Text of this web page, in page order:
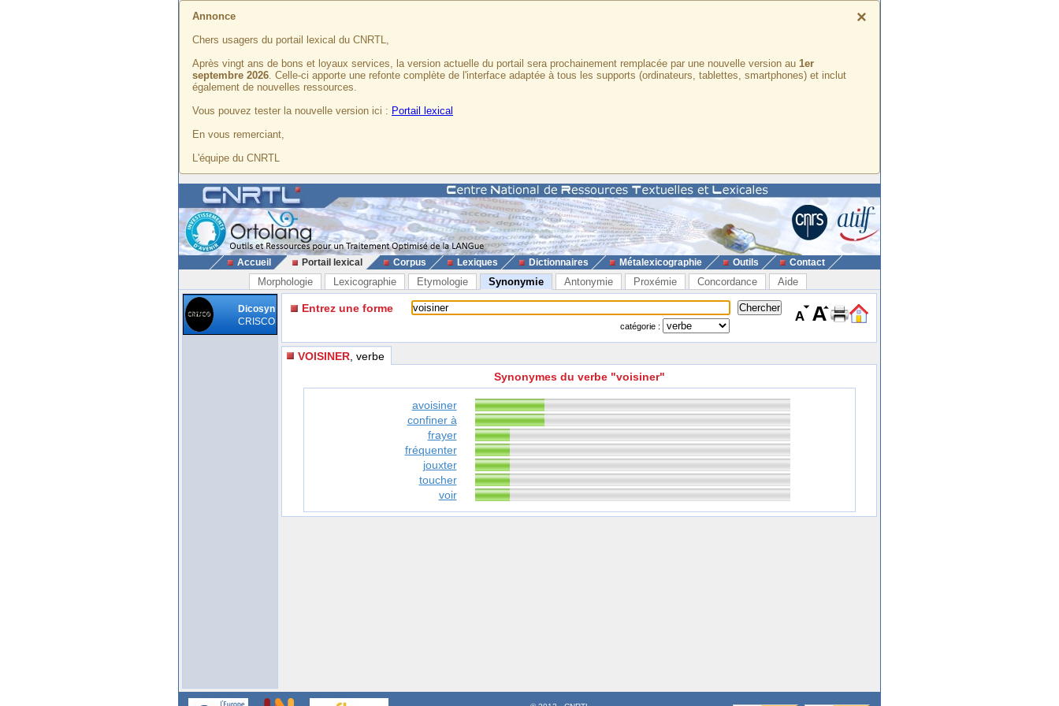
×
Annonce
Chers usagers du portail lexical du CNRTL,
Après vingt ans de bons et loyaux services, la version actuelle du portail sera prochainement remplacée par une nouvelle version au 1er
septembre 2026. Celle-ci apporte une refonte complète de l'interface adaptée à tous les supports (ordinateurs, tablettes, smartphones) et inclut
également de nouvelles ressources.
Vous pouvez tester la nouvelle version ici : Portail lexical
En vous remerciant,
L'équipe du CNRTL
Accueil Portail lexical Corpus Lexiques Dictionnaires Métalexicographie Outils Contact
Morphologie Lexicographie Etymologie Synonymie Antonymie Proxémie Concordance Aide
Dicosyn
CRISCO
Entrez une forme
catégorie :
VOISINER , verbe
Synonymes du verbe "voisiner"
avoisiner
confiner à
frayer
fréquenter
jouxter
toucher
voir